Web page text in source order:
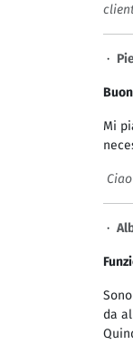
·
Mi
·
da